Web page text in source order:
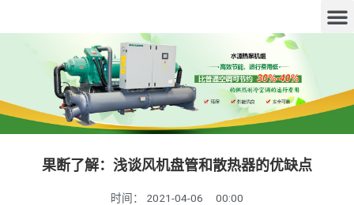
果断了解：浅谈风机盘管和散热器的优缺点
时间： 2021-04-06 00:00